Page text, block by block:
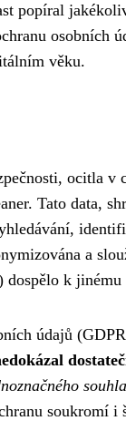
popíral
osobních
věku.
ocitla v
Tato data,
a
k jinému
údajů
soukromí i